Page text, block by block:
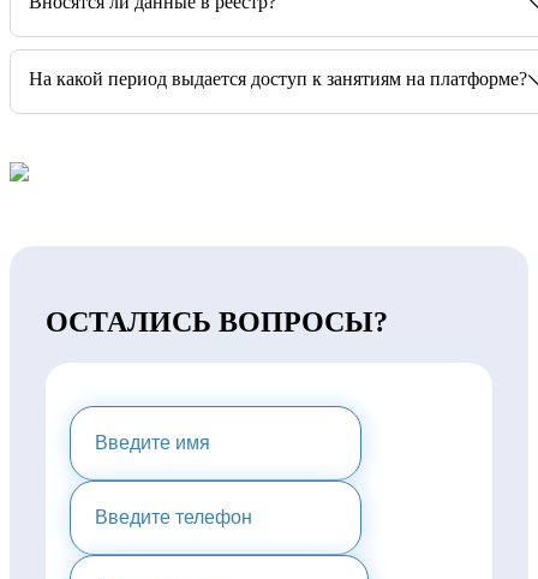
На какой период выдается доступ к занятиям на платформе?
ОСТАЛИСЬ ВОПРОСЫ?
ПРЕДОСТАВИМ ВАМ
КОНСУЛЬТАЦИЮ